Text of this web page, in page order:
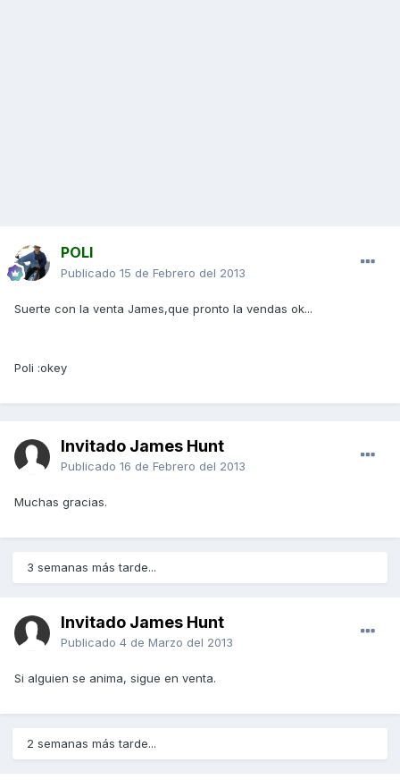
POLI
Publicado 15 de Febrero del 2013
Suerte con la venta James,que pronto la vendas ok...
Poli :okey
Invitado James Hunt
Publicado 16 de Febrero del 2013
Muchas gracias.
3 semanas más tarde...
Invitado James Hunt
Publicado 4 de Marzo del 2013
Si alguien se anima, sigue en venta.
2 semanas más tarde...